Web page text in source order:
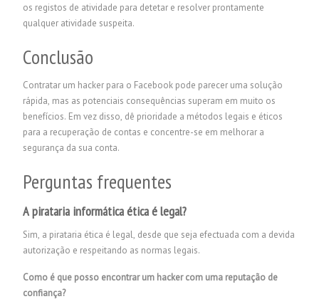
os registos de atividade para detetar e resolver prontamente
qualquer atividade suspeita.
Conclusão
Contratar um hacker para o Facebook pode parecer uma solução
rápida, mas as potenciais consequências superam em muito os
benefícios. Em vez disso, dê prioridade a métodos legais e éticos
para a recuperação de contas e concentre-se em melhorar a
segurança da sua conta.
Perguntas frequentes
A pirataria informática ética é legal?
Sim, a pirataria ética é legal, desde que seja efectuada com a devida
autorização e respeitando as normas legais.
Como é que posso encontrar um hacker com uma reputação de
confiança?